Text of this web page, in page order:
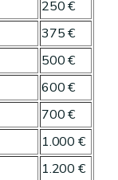
250 €
375 €
500 €
600 €
700 €
1.000 €
1.200 €